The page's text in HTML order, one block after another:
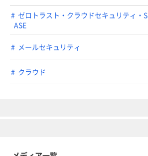
ゼロトラスト・クラウドセキュリティ・S
ASE
メールセキュリティ
クラウド